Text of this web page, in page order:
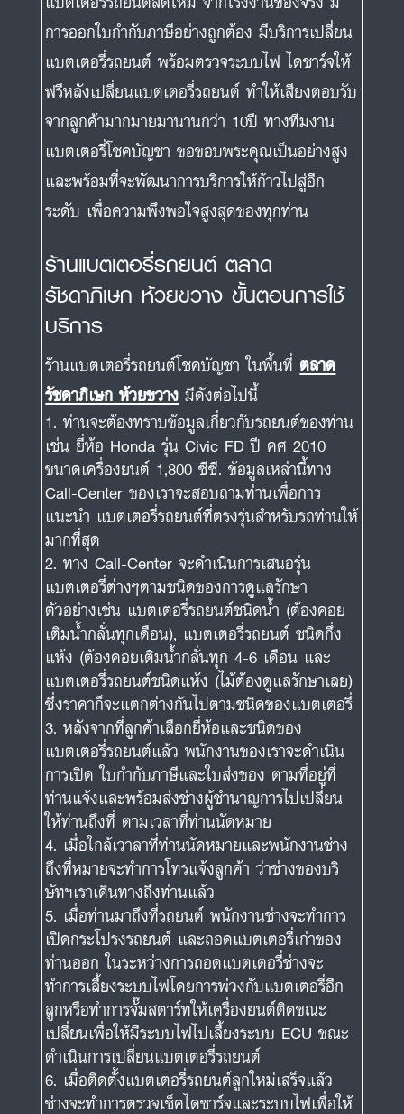
การออกใบกำกับภาษีอย่างถูกต้อง มีบริการเปลี่ยน
แบตเตอรี่รถยนต์ พร้อมตรวจระบบไฟ ไดชาร์จให้
ฟรีหลังเปลี่ยนแบตเตอรี่รถยนต์ ทำให้เสียงตอบรับ
จากลูกค้ามากมายมานานกว่า 10ปี ทางทีมงาน
แบตเตอรี่โชคบัญชา ขอขอบพระคุณเป็นอย่างสูง
และพร้อมที่จะพัฒนาการบริการให้ก้าวไปสู่อีก
ระดับ เพื่อความพึงพอใจสูงสุดของทุกท่าน
ร้านแบตเตอรี่รถยนต์ ตลาด
รัชดาภิเษก ห้วยขวาง ขั้นตอนการใช้
บริการ
ร้านแบตเตอรี่รถยนต์โชคบัญชา ในพื้นที่ ตลาด
รัชดาภิเษก ห้วยขวาง มีดังต่อไปนี้
ท่านจะต้องทราบข้อมูลเกี่ยวกับรถยนต์ของท่าน
เช่น ยี่ห้อ Honda รุ่น Civic FD ปี คศ 2010
ขนาดเครื่องยนต์ 1,800 ซีซี. ข้อมูลเหล่านี้ทาง
Call-Center ของเราจะสอบถามท่านเพื่อการ
แนะนำ แบตเตอรี่รถยนต์ที่ตรงรุ่นสำหรับรถท่านให้
มากที่สุด
ทาง Call-Center จะดำเนินการเสนอรุ่น
แบตเตอรี่ต่างๆตามชนิดของการดูแลรักษา
ตัวอย่างเช่น แบตเตอรี่รถยนต์ชนิดน้ำ (ต้องคอย
เติมน้ำกลั่นทุกเดือน), แบตเตอรี่รถยนต์ ชนิดกึ่ง
แห้ง (ต้องคอยเติมน้ำกลั่นทุก 4-6 เดือน และ
แบตเตอรี่รถยนต์ชนิดแห้ง (ไม้ต้องดูแลรักษาเลย)
ซึ่งราคาก็จะแตกต่างกันไปตามชนิดของแบตเตอรี่
หลังจากที่ลูกค้าเลือกยี่ห้อและชนิดของ
แบตเตอรี่รถยนต์แล้ว พนักงานของเราจะดำเนิน
การเปิด ใบกำกับภาษีและใบส่งของ ตามที่อยู่ที่
ท่านแจ้งและพร้อมส่งช่างผู้ชำนาญการไปเปลี่ยน
ให้ท่านถึงที่ ตามเวลาที่ท่านนัดหมาย
เมื่อใกล้เวาลาที่ท่านนัดหมายและพนักงานช่าง
ถึงที่หมายจะทำการโทรแจ้งลูกค้า ว่าช่างของบริ
ษัทฯเราเดินทางถึงท่านแล้ว
เมื่อท่านมาถึงที่รถยนต์ พนักงานช่างจะทำการ
เปิดกระโปรงรถยนต์ และถอดแบตเตอรี่เก่าของ
ท่านออก ในระหว่างการถอดแบตเตอรี่ช่างจะ
ทำการเลี้ยงระบบไฟโดยการพ่วงกับแบตเตอรี่อีก
ลูกหรือทำการจั๊มสตาร์ทให้เครื่องยนต์ติดขณะ
เปลี่ยนเพื่อให้มีระบบไฟไปเลี้ยงระบบ ECU ขณะ
ดำเนินการเปลี่ยนแบตเตอรี่รถยนต์
เมื่อติดตั้งแบตเตอรี่รถยนต์ลูกใหม่เสร็จแล้ว
ช่างจะทำการตรวจเช็คไดชาร์จและระบบไฟเพื่อให้